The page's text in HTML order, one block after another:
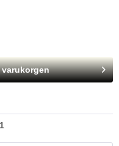
varukorgen